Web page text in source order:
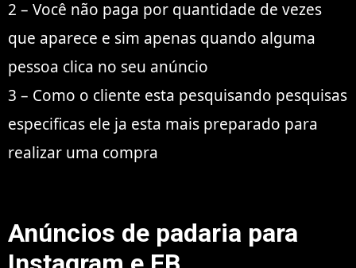
2 – Você não paga por quantidade de vezes
que aparece e sim apenas quando alguma
pessoa clica no seu anúncio
3 – Como o cliente esta pesquisando pesquisas
especificas ele ja esta mais preparado para
realizar uma compra
Anúncios de padaria para